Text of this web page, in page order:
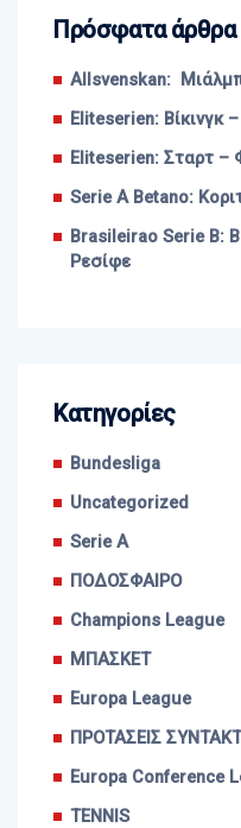
Πρόσφατα άρθρα
Allsvenskan:
Eliteserien:
Eliteserien: Σταρτ –
Serie A Betano:
Brasileirao Serie B:
Ρεσίφε
Kατηγορίες
Bundesliga
Uncategorized
Serie A
ΠΟΔΟΣΦΑΙΡΟ
Champions League
ΜΠΑΣΚΕΤ
Europa League
ΠΡΟΤΑΣΕΙΣ
Europa Conference
TENNIS